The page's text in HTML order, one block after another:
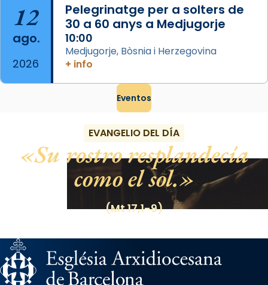
12
ago.
2026
Pelegrinatge per a solters de
30 a 60 anys a Medjugorje
10:00
Medjugorje, Bòsnia i Herzegovina
+ info
Eventos
EVANGELIO DEL DÍA
Su rostro resplandecía
como el sol.
(Mt 17,1-9)